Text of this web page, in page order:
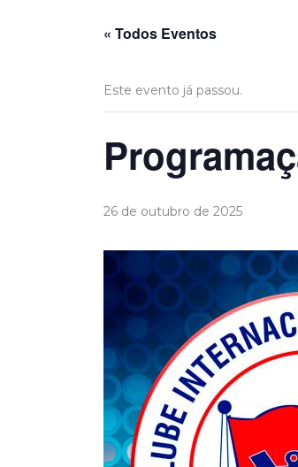
« Todos Eventos
Este evento já passou.
26 de outubro de 2025